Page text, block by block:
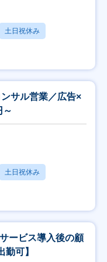
土日祝休み
サル営業／広告×
～
土日祝休み
ービス導入後の顧
可】